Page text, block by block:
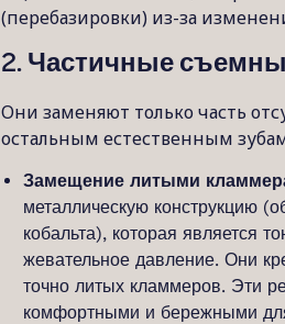
(перебазировки) из-за
2. Частичные
Они заменяют только часть
остальным естественным
Замещение литыми
металлическую конструкцию
кобальта), которая является
жевательное давление. Они
точно литых кламмеров. Эти
комфортными и бережными